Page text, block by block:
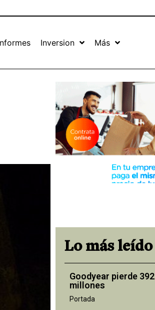
Inversion Más
Lo más leído
Goodyear pierde 392
millones
Portada